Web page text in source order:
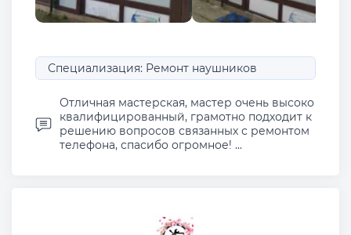
Специализация: Ремонт наушников
Отличная мастерская, мастер очень высоко
квалифицированный, грамотно подходит к
решению вопросов связанных с ремонтом
телефона, спасибо огромное! ...